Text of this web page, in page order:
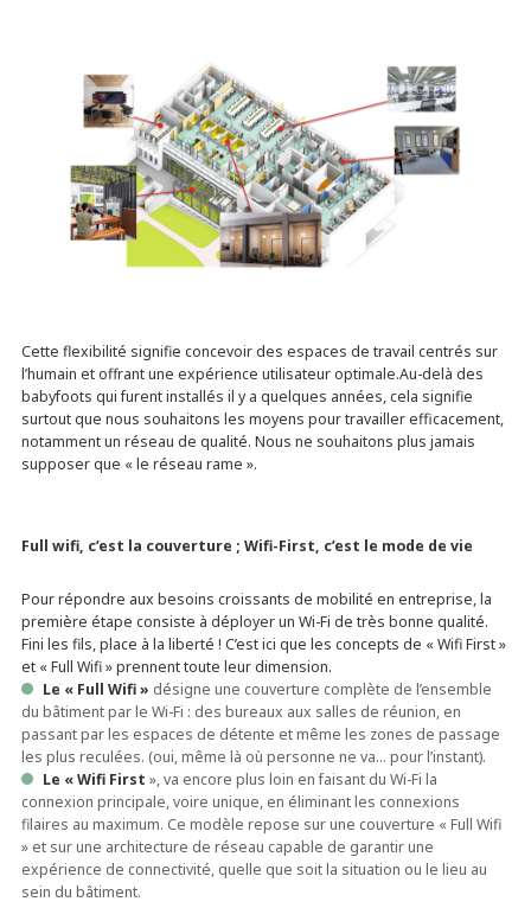
Cette flexibilité signifie concevoir des espaces de travail centrés sur
l’humain et offrant une expérience utilisateur optimale.Au-delà des
babyfoots qui furent installés il y a quelques années, cela signifie
surtout que nous souhaitons les moyens pour travailler efficacement,
notamment un réseau de qualité. Nous ne souhaitons plus jamais
supposer que « le réseau rame ».
Full wifi, c’est la couverture ; Wifi-First, c’est le mode de vie
Pour répondre aux besoins croissants de mobilité en entreprise, la
première étape consiste à déployer un Wi-Fi de très bonne qualité.
Fini les fils, place à la liberté ! C’est ici que les concepts de « Wifi First »
et « Full Wifi » prennent toute leur dimension.
Le « Full Wifi » désigne une couverture complète de l’ensemble
du bâtiment par le Wi-Fi : des bureaux aux salles de réunion, en
passant par les espaces de détente et même les zones de passage
les plus reculées. (oui, même là où personne ne va… pour l’instant).
Le « Wifi First », va encore plus loin en faisant du Wi-Fi la
connexion principale, voire unique, en éliminant les connexions
filaires au maximum. Ce modèle repose sur une couverture « Full Wifi
» et sur une architecture de réseau capable de garantir une
expérience de connectivité, quelle que soit la situation ou le lieu au
sein du bâtiment.